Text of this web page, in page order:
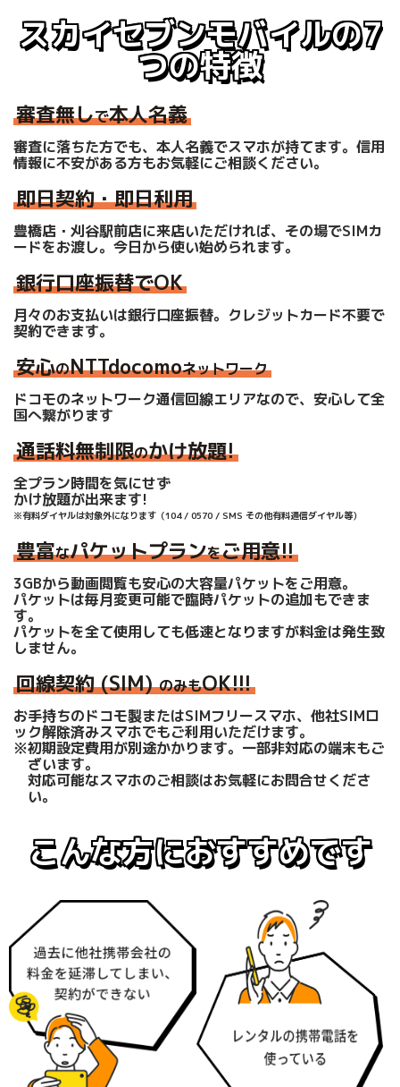
スカイセブンモバイルの7
つの特徴
審査無しで本人名義
審査に落ちた方でも、本人名義でスマホが持てます。 信用
情報に不安がある方もお気軽にご相談ください。
即日契約・即日利用
豊橋店・刈谷駅前店に来店いただければ、その場でSIMカ
ードをお渡し。今日から使い始められます。
銀行口座振替でOK
月々のお支払いは銀行口座振替。クレジットカード不要で
契約できます。
安心のNTTdocomoネットワーク
ドコモのネットワーク通信回線エリアなので、 安心して全
国へ繋がります
通話料無制限のかけ放題!
全プラン時間を気にせず
かけ放題が出来ます!
※有料ダイヤルは対象外になります（104 / 0570 / SMS その他有料通信ダイヤル等）
豊富なパケットプランをご用意!!
3GBから動画閲覧も安心の大容量パケットをご用意。
パケットは毎月変更可能で臨時パケットの追加もできま
す。
パケットを全て使用しても低速となりますが料金は発生致
しません。
回線契約 (SIM)のみもOK!!!
お手持ちのドコモ製またはSIMフリースマホ、他社SIMロ
ック解除済みスマホでもご利用いただけます。
※初期設定費用が別途かかります。一部非対応の端末もご
ざいます。
対応可能なスマホのご相談はお気軽にお問合せくださ
い。
こんな方におすすめです